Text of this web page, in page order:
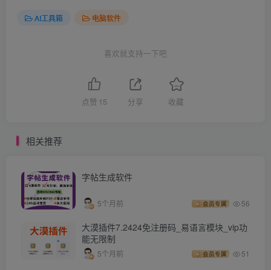
AI工具箱 电脑软件
喜欢就支持一下吧
点赞 15 分享 收藏
相关推荐
字帖生成软件
5个月前 会员专属 56
大漠插件7.2424免注册码_易语言模块_vip功
能无限制
5个月前 会员专属 51